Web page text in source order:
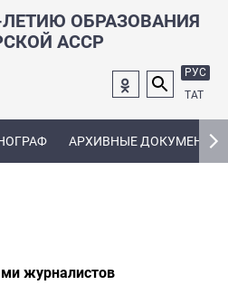
ЛЕТИЮ ОБРАЗОВАНИЯ
АССР
РУС
ТАТ
АРХИВНЫЕ ДОКУМЕНТЫ
журналистов